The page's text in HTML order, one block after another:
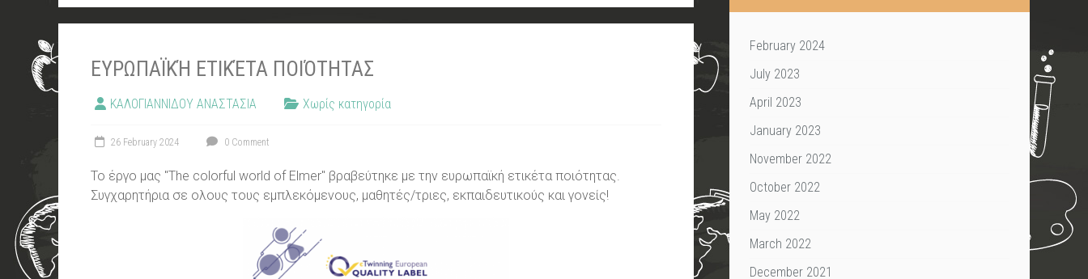
EΥΡΩΠΑΪΚΉ ΕΤΙΚΈΤΑ ΠΟΙΌΤΗΤΑΣ
ΚΑΛΟΓΙΑΝΝΙΔΟΥ ΑΝΑΣΤΑΣΙΑ Χωρίς κατηγορία
26 February 2024 0 Comment
Το έργο μας "The colorful world of Elmer" βραβεύτηκε με την ευρωπαϊκή ετικέτα ποιότητας.
Συγχαρητήρια σε ολους τους εμπλεκόμενους, μαθητές/τριες, εκπαιδευτικούς και γονείς!
February 2024
July 2023
April 2023
January 2023
November 2022
October 2022
May 2022
March 2022
December 2021